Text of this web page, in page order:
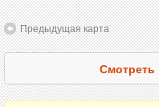
Предыдущая карта
Смотреть